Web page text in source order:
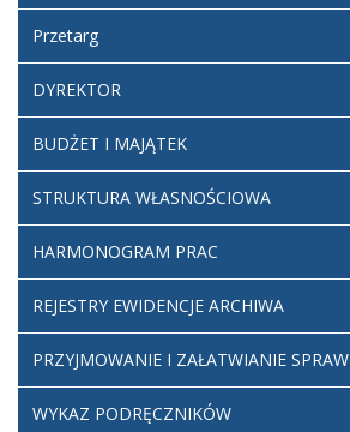
Przetarg
DYREKTOR
BUDŻET I MAJĄTEK
STRUKTURA WŁASNOŚCIOWA
HARMONOGRAM PRAC
REJESTRY EWIDENCJE ARCHIWA
PRZYJMOWANIE I ZAŁATWIANIE SPRAW
WYKAZ PODRĘCZNIKÓW